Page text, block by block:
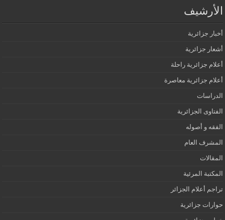
الأرشيف
أخبار جزائرية
أشعار جزائرية
أعلام جزائرية راحلة
أعلام جزائرية معاصرة
الدراسات
الفتاوى الجزائرية
الفقه و أصوله
المشرف العام
المقالات
المكتبة المرئية
تراجم أعلام الجزائر
حوارات جزائرية